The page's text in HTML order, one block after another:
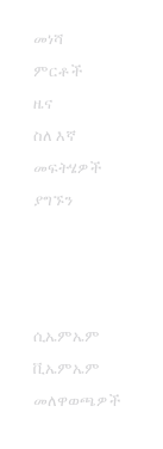
መነሻ
ምርቶች
ዜና
ስለ እኛ
መፍትሄዎች
ያግኙን
ሲኤምኤም
ቪኤምኤም
መለዋወጫዎች